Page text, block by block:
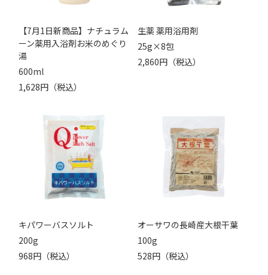
【7月1日新商品】ナチュラム
ーン薬用入浴剤お米のめぐり
湯
600ml
1,628円（税込）
生薬 薬用浴用剤
25g×8包
2,860円（税込）
キパワーバスソルト
200g
968円（税込）
オーサワの長崎産大根干葉
100g
528円（税込）